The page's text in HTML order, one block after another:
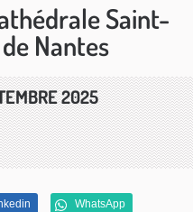
Saint-
Nantes
2025
WhatsApp